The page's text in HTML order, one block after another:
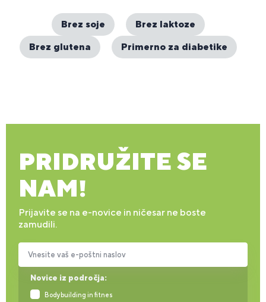
Brez soje
Brez laktoze
Brez glutena
Primerno za diabetike
PRIDRUŽITE SE
NAM!
Prijavite se na e-novice in ničesar ne boste
zamudili.
Novice iz področja:
Bodybuilding in fitnes
Vnesite vaš e-poštni naslov